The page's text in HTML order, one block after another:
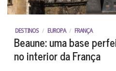
DESTINOS / EUROPA / FRANÇA
Beaune: uma base
no interior da França